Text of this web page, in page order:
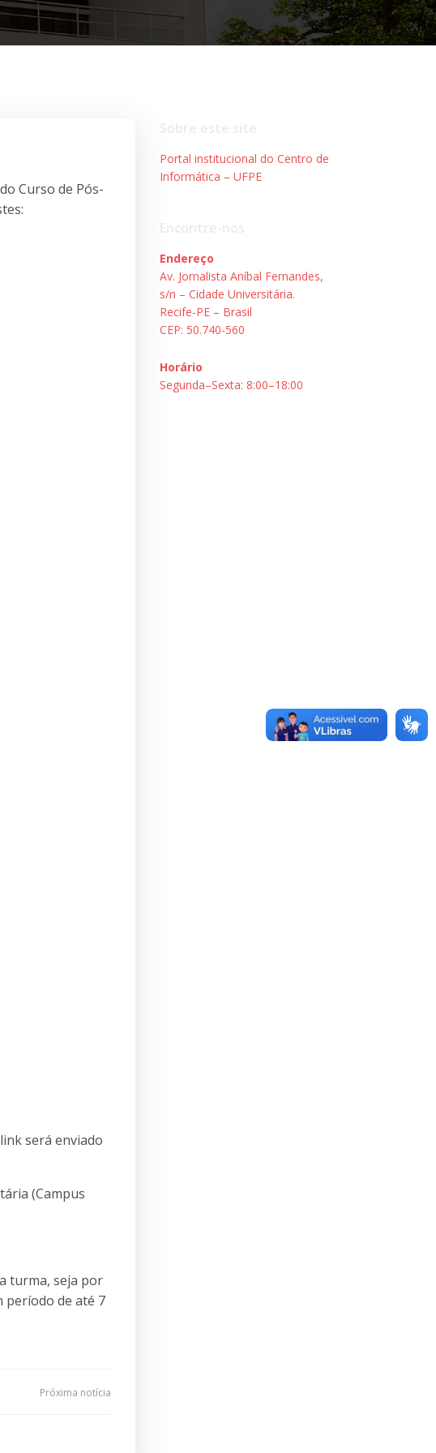
Curso de Pós-
será enviado
(Campus
turma, seja por
período de até 7
Próxima notícia
Portal institucional do Centro de
Informática – UFPE
Endereço
Av. Jornalista Aníbal Fernandes,
s/n – Cidade Universitária.
Recife-PE – Brasil
CEP: 50.740-560
Horário
Segunda–Sexta: 8:00–18:00